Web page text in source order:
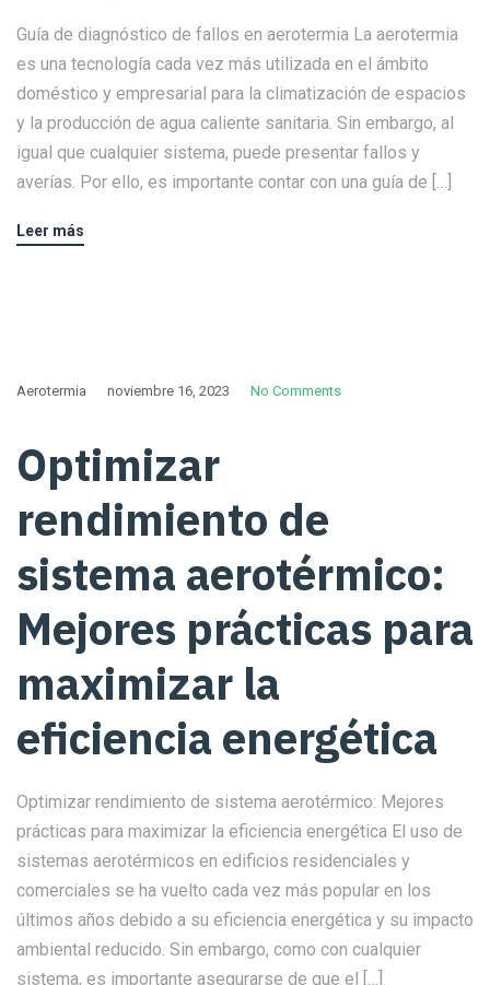
Guía de diagnóstico de fallos en aerotermia La aerotermia
es una tecnología cada vez más utilizada en el ámbito
doméstico y empresarial para la climatización de espacios
y la producción de agua caliente sanitaria. Sin embargo, al
igual que cualquier sistema, puede presentar fallos y
averías. Por ello, es importante contar con una guía de […]
Leer más
Aerotermia noviembre 16, 2023 No Comments
Optimizar
rendimiento de
sistema aerotérmico:
Mejores prácticas para
maximizar la
eficiencia energética
Optimizar rendimiento de sistema aerotérmico: Mejores
prácticas para maximizar la eficiencia energética El uso de
sistemas aerotérmicos en edificios residenciales y
comerciales se ha vuelto cada vez más popular en los
últimos años debido a su eficiencia energética y su impacto
ambiental reducido. Sin embargo, como con cualquier
sistema, es importante asegurarse de que el […]